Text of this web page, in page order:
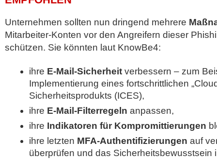
Unternehmen sollten nun dringend mehrere
Mitarbeiter-Konten vor den Angreifern dieser
schützen. Sie könnten laut KnowBe4:
ihre E-Mail-Sicherheit verbessern – zum
Implementierung eines fortschrittlichen
Sicherheitsprodukts (ICES),
ihre E-Mail-Filterregeln anpassen,
ihre Indikatoren für Kompromittierungen
ihre letzten MFA-Authentifizierungen auf
überprüfen und das Sicherheitsbewusstsein